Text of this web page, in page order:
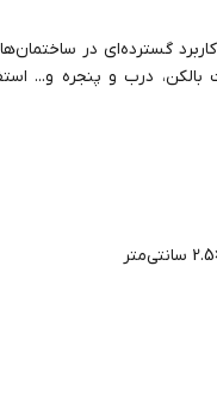
گسترده‌ای در ساختمان‌ها
درب و پنجره و...